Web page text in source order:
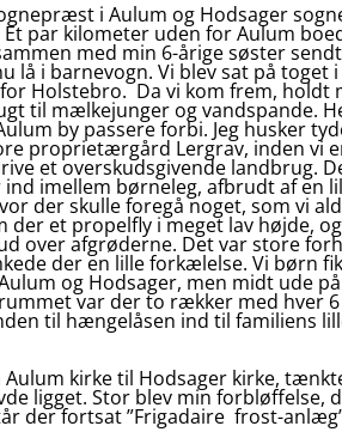
i Aulum og Hodsager
par kilometer uden for Aulum
med min 6-årige søster
lå i barnevogn. Vi blev sat på
Holstebro. Da vi kom frem,
til mælkejunger og vandspande.
by passere forbi. Jeg husker
proprietærgård Lergrav, inden vi
et overskudsgivende landbrug.
imellem børneleg, afbrudt af en
der skulle foregå noget, som vi
der et propelfly i meget lav højde,
over afgrøderne. Det var store
der en lille forkælelse. Vi børn
og Hodsager, men midt ude
var der to rækker med hver
til hængelåsen ind til familiens
kirke til Hodsager kirke,
ligget. Stor blev min
der fortsat ”Frigadaire frost-